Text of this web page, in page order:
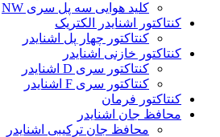
کلید هوایی سه پل سری NW
کنتاکتور اشنایدر الکتریک
کنتاکتور چهار پل اشنایدر
کنتاکتور خازنی اشنایدر
کنتاکتور سری D اشنایدر
کنتاکتور سری F اشنایدر
کنتاکتور فرمان
محافظ جان اشنایدر
محافظ جان ترکیبی اشنایدر